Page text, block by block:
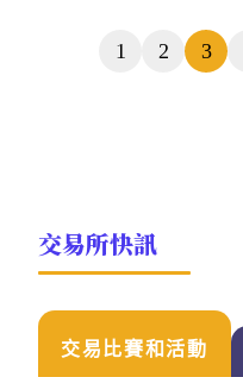
1 2 3
交易所快訊
交易比賽和活動